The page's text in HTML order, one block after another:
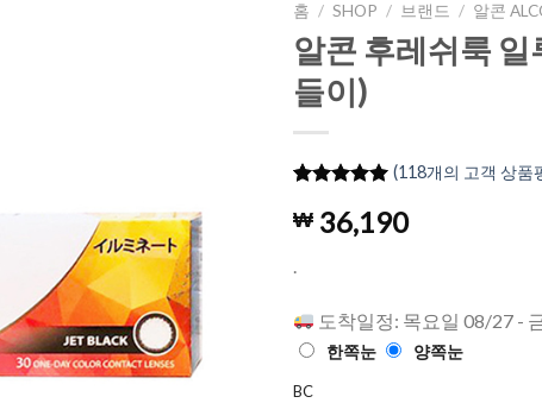
홈 / SHOP / 브랜드 / 알콘
알콘 후레쉬룩
들이)
고객 평가
를 기준으
점에
(118개의 고객 상품
₩ 36,190
도착일정: 목요일 08/27 -
한쪽눈 양쪽눈
BC